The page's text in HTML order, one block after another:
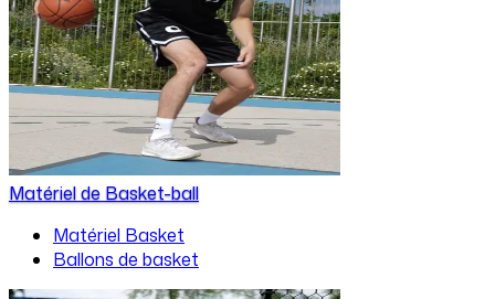
Matériel de Basket-ball
Matériel Basket
Ballons de basket